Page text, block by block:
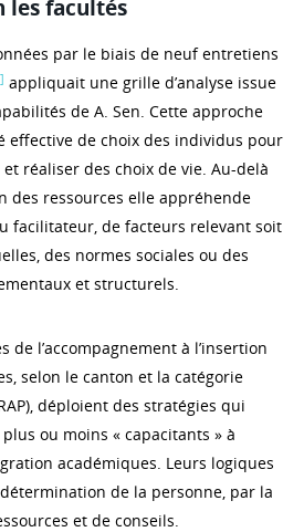
les facultés
par le biais de neuf entretiens
appliquait une grille d’analyse issue
de A. Sen. Cette approche
effective de choix des individus pour
réaliser des choix de vie. Au-delà
des ressources elle appréhende
facilitateur, de facteurs relevant soit
des normes sociales ou des
et structurels.
de l’accompagnement à l’insertion
selon le canton et la catégorie
déploient des stratégies qui
ou moins « capacitants » à
académiques. Leurs logiques
de la personne, par la
et de conseils.